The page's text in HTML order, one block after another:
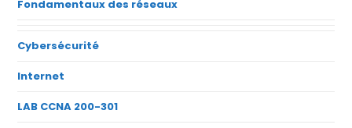
Fondamentaux des réseaux
Cybersécurité
Internet
LAB CCNA 200-301